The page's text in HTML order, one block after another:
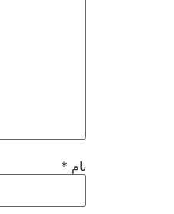
نام *